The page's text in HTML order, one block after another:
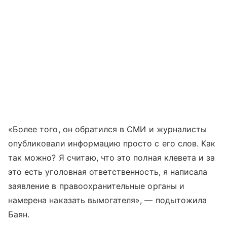
«Более того, он обратился в СМИ и журналисты
опубликовали информацию просто с его слов. Как
так можно? Я считаю, что это полная клевета и за
это есть уголовная ответственность, я написала
заявление в правоохранительные органы и
намерена наказать вымогателя», — подытожила
Баян.